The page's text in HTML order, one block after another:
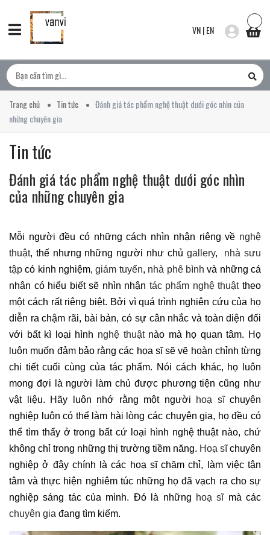
VN|EN
Trang chủ Tin tức
Đánh giá tác phẩm nghệ thuật dưới góc nhìn của
những chuyên gia
Tin tức
Đánh giá tác phẩm nghệ thuật dưới góc nhìn
của những chuyên gia
Mỗi người đều có những cách nhìn nhận riêng về nghệ
thuật, thế nhưng những người như chủ gallery, nhà sưu
tập có kinh nghiệm,giám tuyển, nhà phê bình và những cá
nhân có hiểu biết sẽ nhìn nhận tác phẩm nghệ thuậttheo
một cách rất riêng biệt. Bởi vì quá trình nghiên cứu của họ
diễn ra chậm rãi, bài bản, có sự cân nhắc và toàn diện đối
với bất kì loại hình nghệ thuậtnào mà họ quan tâm. Họ
luôn muốn đảm bảo rằng các họa sĩ sẽ vẽ hoàn chỉnh từng
chi tiết cuối cùng của tác phẩm. Nói cách khác, họ luôn
mong đợi là người làm chủ được phương tiện cũng như
vật liệu. Hãy luôn nhớ rằng một người
hoạ sĩchuyên
nghiệp luôn có thể làm hài lòng các chuyên gia, họ đều có
thể tìm thấy ở trong bất cứ loại hình nghệ thuật nào, chứ
không chỉ trong những thị trường tiềm năng. Hoạ sĩchuyên
nghiệp ở đây chính là các hoạ sĩ chăm chỉ, làm việc tận
tâm và thực hiện nghiêm túc những họ đã vạch ra cho sự
nghiệp sáng tác của mình. Đó là những hoạ sĩ mà các
chuyên gia đang tìm kiếm.